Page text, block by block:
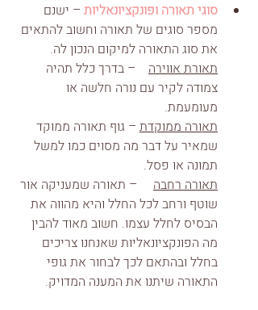
סוגי תאורה ופונקציונאליות – ישנם
מספר סוגים של תאורה וחשוב להתאים
את סוג התאורה למיקום הנכון לה.
תאורת אווירה
    – בדרך כלל תהיה
צמודה לקיר עם נורה חלשה או
מעומעמת.
תאורה ממוקדת – גוף תאורה ממוקד
שמאיר על דבר מה מסוים כמו למשל
תמונה או פסל.
תאורה רחבה
     – תאורה שמעניקה אור
שוטף ורחב לכל החלל והיא מהווה את
הבסיס לחלל עצמו. חשוב מאוד להבין
מה הפונקציונאליות שאנחנו צריכים
בחלל ובהתאם לכך לבחור את גופי
התאורה שיתנו את המענה המדויק.